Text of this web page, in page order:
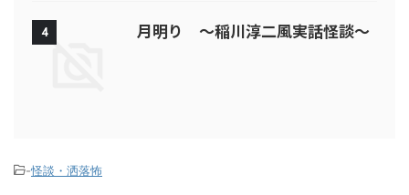
4 月明り ～稲川淳二風実話怪談～
-怪談・洒落怖